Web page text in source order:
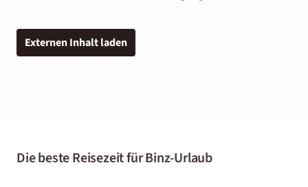
Externen Inhalt laden
Die beste Reisezeit für Binz-Urlaub